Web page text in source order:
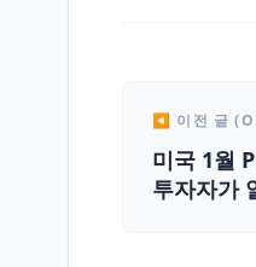
◀ 이전 글
미국 1월
투자자가